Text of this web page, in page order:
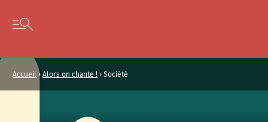
Skip to content
Open secondary menu
Accueil ›Alors on chante !›Société